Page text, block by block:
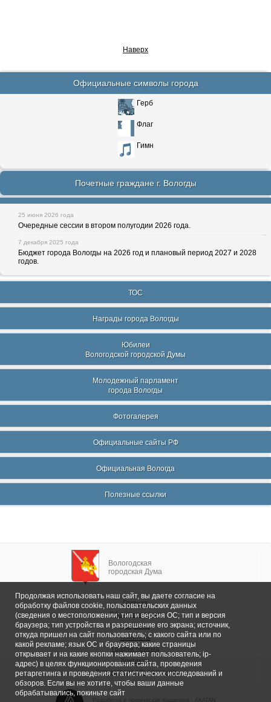
Наверх
Официальные символы города
Герб
Флаг
Гимн
Почетные граждане г. Вологды
25 июня 2026 года
Очередные сессии в втором полугодии 2026 года.
7 декабря 2025 года
Бюджет города Вологды на 2026 год и плановый период 2027 и 2028
годов.
ТОС
Награды города Вологды
Юбилеи
Вологодской городской Думы
Молодежный парламент
города Вологды
Фотогалерея
Официальные сайты РФ
Официальная Вологда
Полезные ссылки
Вологодская
городская Дума
Главная
Общие сведения
Депутаты
Комитеты
График приема
Контакты
Депутатские объединения
Продолжая использовать наш сайт, вы даете согласие на
обработку файлов cookie, пользовательских данных
(сведения о местоположении; тип и версия ОС; тип и версия
браузера; тип устройства и разрешение его экрана; источник,
откуда пришел на сайт пользователь; с какого сайта или по
какой рекламе; язык ОС и браузера; какие страницы
открывает и на какие кнопки нажимает пользователь; ip-
адрес) в целях функционирования сайта, проведения
ретаргетинга и проведения статистических исследований и
обзоров. Если вы не хотите, чтобы ваши данные
обрабатывались, покиньте сайт